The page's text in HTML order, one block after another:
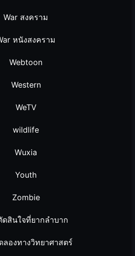
War สงคราม
หนังสงคราม
Webtoon
Western
WeTV
wildlife
Wuxia
Youth
Zombie
ดสินใจที่ยากลำบาก
ลองทางวิทยาศาสตร์